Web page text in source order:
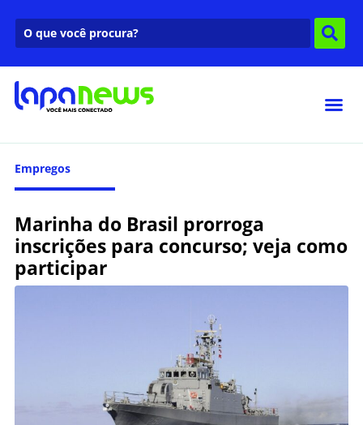
Empregos
Marinha do Brasil prorroga
inscrições para concurso; veja como
participar